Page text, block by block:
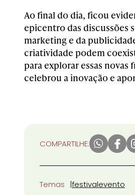
Ao final do dia, ficou
epicentro das discussões
marketing e da
criatividade podem
para explorar essas
celebrou a inovação e
COMPARTILHE:
Temas festivalevento